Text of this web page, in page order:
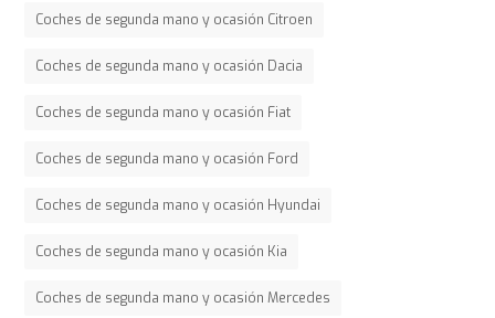
Coches de segunda mano y ocasión Citroen
Coches de segunda mano y ocasión Dacia
Coches de segunda mano y ocasión Fiat
Coches de segunda mano y ocasión Ford
Coches de segunda mano y ocasión Hyundai
Coches de segunda mano y ocasión Kia
Coches de segunda mano y ocasión Mercedes